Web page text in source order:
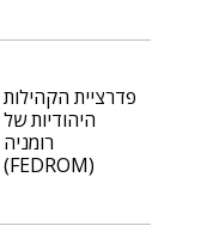
פדרציית הקהילות
היהודיות של
רומניה
(FEDROM)